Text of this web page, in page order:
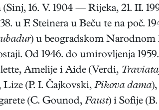
16. V. 1904 — Rijeka, 21. II.
u F. Steinera u Beču te na poč.
) u beogradskom Narodnom
Od 1946. do umirovljenja
Amelije i Aide (Verdi,
Lize (P. I. Čajkovski, Pikova dama
(C. Gounod, Faust) i Sofije